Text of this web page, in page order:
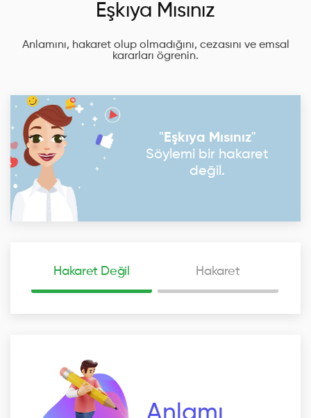
Eşkıya Mısınız
Anlamını, hakaret olup olmadığını, cezasını ve emsal
kararları ögrenin.
"Eşkıya Mısınız"
Söylemi bir hakaret
değil.
Hakaret Değil Hakaret
Anlamı